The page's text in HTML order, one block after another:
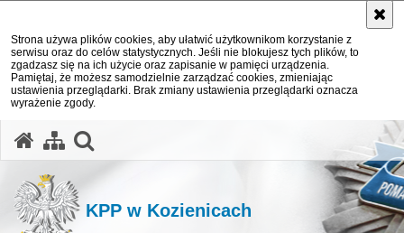
Strona używa plików cookies, aby ułatwić użytkownikom korzystanie z
serwisu oraz do celów statystycznych. Jeśli nie blokujesz tych plików, to
zgadzasz się na ich użycie oraz zapisanie w pamięci urządzenia.
Pamiętaj, że możesz samodzielnie zarządzać cookies, zmieniając
ustawienia przeglądarki. Brak zmiany ustawienia przeglądarki oznacza
wyrażenie zgody.
KPP w Kozienicach